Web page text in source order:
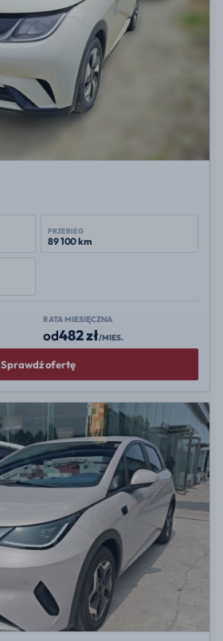
PRZEBIEG
89 100 km
RATA MIESIĘCZNA
od482 zł/MIES.
Sprawdź ofertę